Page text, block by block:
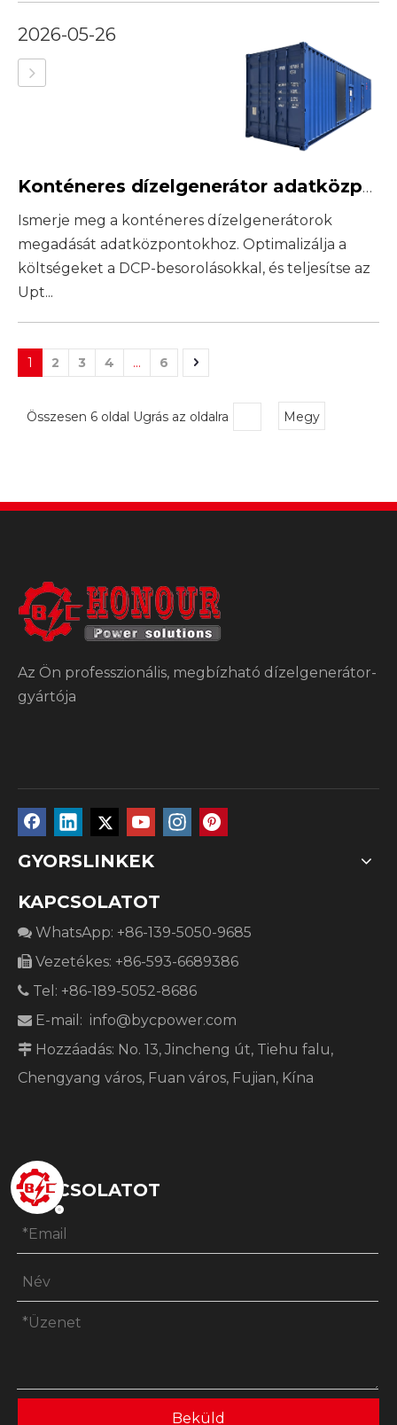
2026-05-26
Konténeres dízelgenerátor adatközpontokhoz: Főbb tervezési szempontok
Ismerje meg a konténeres dízelgenerátorok
megadását adatközpontokhoz. Optimalizálja a
költségeket a DCP-besorolásokkal, és teljesítse az
Upt...
1 2 3 4 ... 6
Összesen 6 oldal Ugrás az oldalra Megy
Az Ön professzionális, megbízható dízelgenerátor-
gyártója
GYORSLINKEK
KAPCSOLATOT
 WhatsApp: +86-139-5050-9685
 Vezetékes: +86-593-6689386
 Tel: +86-189-5052-8686
 E-mail: info@bycpower.com
 Hozzáadás: No. 13, Jincheng út, Tiehu falu,
Chengyang város, Fuan város, Fujian, Kína
KAPCSOLATOT
Beküld